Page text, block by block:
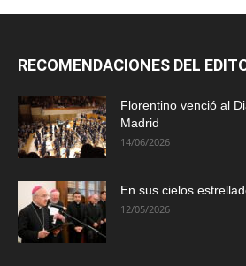
RECOMENDACIONES DEL
Florentino venció al
Madrid
14/06/2026
En sus cielos
12/05/2026